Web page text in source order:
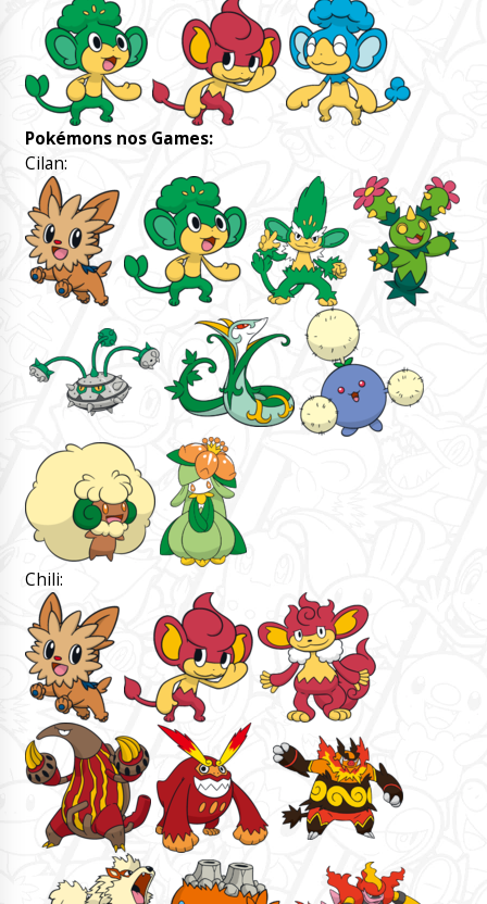
Pokémons nos Games:
Cilan:
Chili: